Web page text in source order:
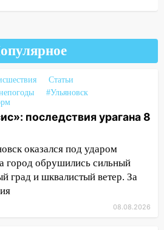
сбила
на улице
уголовное дело
ищут 37-летнего
ещё 19 июля
до прогулки с
в Ульяновской
ульяновской
компании» будут
48,4 млн рублей
Статьи
#Ульяновск
последствия урагана 8
оказался под ударом
город обрушились сильный
град и шквалистый ветер. За
08.08.2026